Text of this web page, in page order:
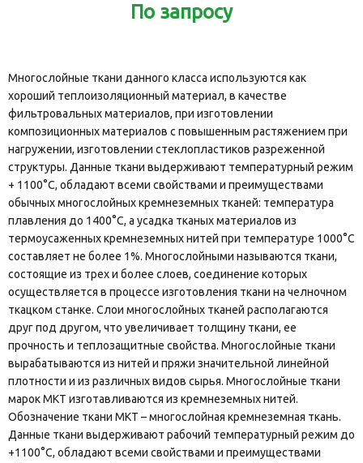
По запросу
Многослойные ткани данного класса используются как
хороший теплоизоляционный материал, в качестве
фильтровальных материалов, при изготовлении
композиционных материалов с повышенным растяжением при
нагружении, изготовлении стеклопластиков разреженной
структуры. Данные ткани выдерживают температурный режим
+ 1100°С, обладают всеми свойствами и преимуществами
обычных многослойных кремнеземных тканей: температура
плавления до 1400°C, а усадка тканых материалов из
термоусаженных кремнеземных нитей при температуре 1000°C
составляет не более 1%. Многослойными называются ткани,
состоящие из трех и более слоев, соединение которых
осуществляется в процессе изготовления ткани на челночном
ткацком станке. Слои многослойных тканей располагаются
друг под другом, что увеличивает толщину ткани, ее
прочность и теплозащитные свойства. Многослойные ткани
вырабатываются из нитей и пряжи значительной линейной
плотности и из различных видов сырья. Многослойные ткани
марок МКТ изготавливаются из кремнеземных нитей.
Обозначение ткани МКТ – многослойная кремнеземная ткань.
Данные ткани выдерживают рабочий температурный режим до
+1100°С, обладают всеми свойствами и преимуществами